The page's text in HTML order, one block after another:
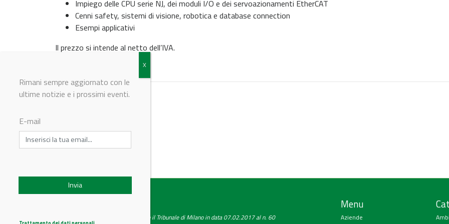
Impiego delle CPU serie NJ, dei moduli I/O e dei servoazionamenti EtherCAT
Cenni safety, sistemi di visione, robotica e database connection
Esempi applicativi
Il prezzo si intende al netto dell’IVA.
© Riproduzione riservata
Testata giornalistica registrata presso il Tribunale di Milano in data 07.02.2017 al n. 60
Menu
Aziende
Rimani sempre aggiornato con le
ultime notizie e i prossimi eventi.
E-mail